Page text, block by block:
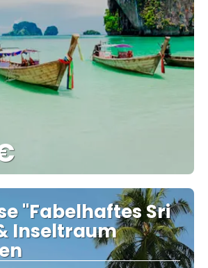
Sehen
"Fabelhaftes Sri
Inseltraum